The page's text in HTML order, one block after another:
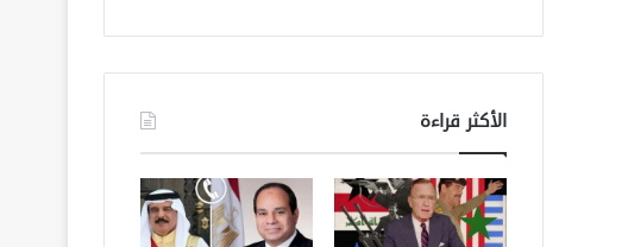
الأكثر قراءة